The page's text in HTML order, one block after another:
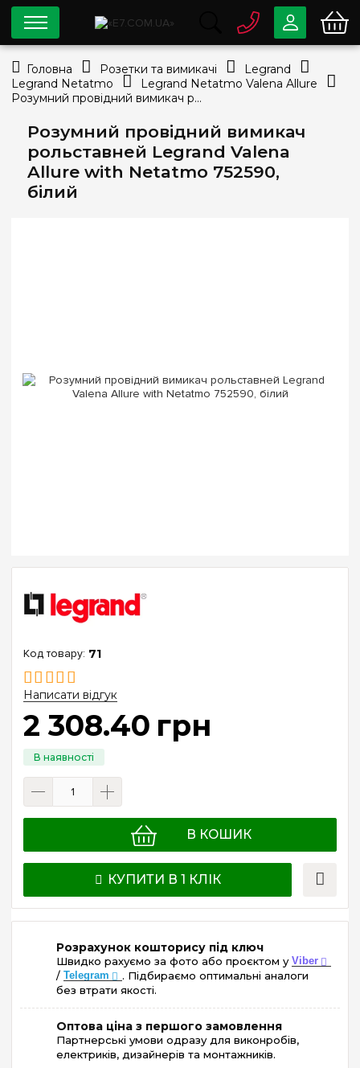
Розумний провідний вимикач
рольставней Legrand Valena
Allure with Netatmo 752590,
білий
71
Написати відгук
2 308.40 грн
В КОШИК
КУПИТИ В 1 КЛІК
Розрахунок кошторису під ключ
Швидко рахуємо за фото або проєктом у Viber
/ Telegram
. Підбираємо оптимальні аналоги
без втрати якості.
Оптова ціна з першого замовлення
Партнерські умови одразу для виконробів,
електриків, дизайнерів та монтажників.
0 80033-63-07
Безкоштовно
info@e7.com.ua
044
Viber Telegram
Головна Розетки та вимикачі
Legrand
Legrand Netatmo
Legrand Netatmo Valena Allure
Розумний провідний вимикач рольставней Legrand Valena Allure with Netatmo 752590, білий